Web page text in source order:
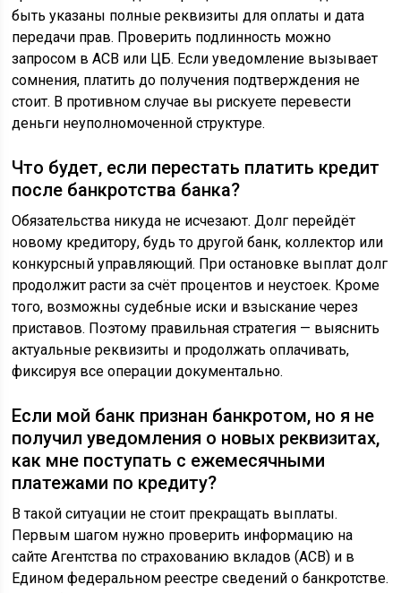
быть указаны полные реквизиты для оплаты и дата
передачи прав. Проверить подлинность можно
запросом в АСВ или ЦБ. Если уведомление вызывает
сомнения, платить до получения подтверждения не
стоит. В противном случае вы рискуете перевести
деньги неуполномоченной структуре.
Что будет, если перестать платить кредит
после банкротства банка?
Обязательства никуда не исчезают. Долг перейдёт
новому кредитору, будь то другой банк, коллектор или
конкурсный управляющий. При остановке выплат долг
продолжит расти за счёт процентов и неустоек. Кроме
того, возможны судебные иски и взыскание через
приставов. Поэтому правильная стратегия — выяснить
актуальные реквизиты и продолжать оплачивать,
фиксируя все операции документально.
Если мой банк признан банкротом, но я не
получил уведомления о новых реквизитах,
как мне поступать с ежемесячными
платежами по кредиту?
В такой ситуации не стоит прекращать выплаты.
Первым шагом нужно проверить информацию на
сайте Агентства по страхованию вкладов (АСВ) и в
Едином федеральном реестре сведений о банкротстве.